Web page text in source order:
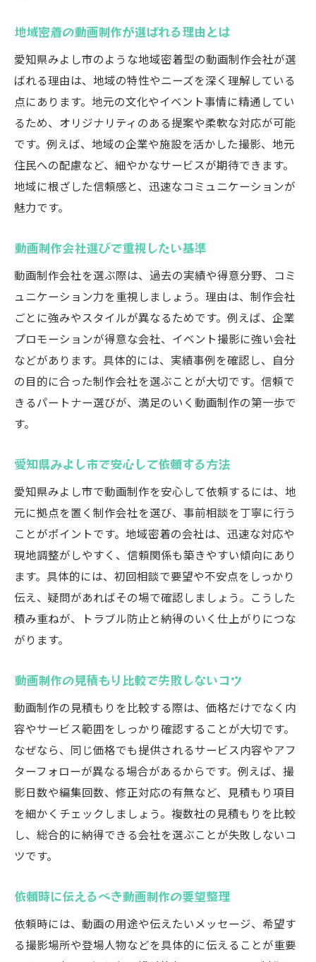
動画制作費用の内訳と予算設定のコツ
著作権や使用許諾に関する基本知識
動画制作に活かせる最新の技術とは
安心して依頼できる準備の進め方ガイド
用途別に選ぶ動画制作のポイントとは
企業PR動画制作で押さえるべき要素
イベント動画制作で成功する秘訣を紹介
SNS用動画制作に適した構成や長さとは
目的別に動画制作を依頼する際の注意点
高品質な動画制作を叶える秘訣を解説
動画制作で映像のクオリティを高める方法
プロの動画制作に欠かせない機材選び
動画編集の工夫で印象を大きく変える
ナレーションやBGM活用のポイント
地域密着で安心できる動画制作の魅力
地元企業が提供する動画制作の強みとは
地域密着型動画制作のサポート体制を解説
動画制作で地域の魅力を発信する方法
地域イベントに特化した動画制作の利点
動画制作の相談がしやすい地元の特徴
信頼できる動画制作を地域で依頼する価値
動画制作依頼でよくある疑問とその解決法
動画制作の費用感と見積もりの考え方
修正依頼は動画制作のどこまで対応可能か
動画制作依頼の際の著作権の扱いについて
オンライン打ち合わせで動画制作を進める
方法
動画制作のトラブルを防ぐための注意点
納得の動画制作を実現するための最終チェック
ク
動画制作後のデータ管理と活用法
満足度の高い動画制作のフィードバック方
地域密着の動画制作が選ばれる理由とは
愛知県みよし市のような地域密着型の動画制作会社が選
ばれる理由は、地域の特性やニーズを深く理解している
点にあります。地元の文化やイベント事情に精通してい
るため、オリジナリティのある提案や柔軟な対応が可能
です。例えば、地域の企業や施設を活かした撮影、地元
住民への配慮など、細やかなサービスが期待できます。
地域に根ざした信頼感と、迅速なコミュニケーションが
魅力です。
動画制作会社選びで重視したい基準
動画制作会社を選ぶ際は、過去の実績や得意分野、コミ
ュニケーション力を重視しましょう。理由は、制作会社
ごとに強みやスタイルが異なるためです。例えば、企業
プロモーションが得意な会社、イベント撮影に強い会社
などがあります。具体的には、実績事例を確認し、自分
の目的に合った制作会社を選ぶことが大切です。信頼で
きるパートナー選びが、満足のいく動画制作の第一歩で
す。
愛知県みよし市で安心して依頼する方法
愛知県みよし市で動画制作を安心して依頼するには、地
元に拠点を置く制作会社を選び、事前相談を丁寧に行う
ことがポイントです。地域密着の会社は、迅速な対応や
現地調整がしやすく、信頼関係も築きやすい傾向にあり
ます。具体的には、初回相談で要望や不安点をしっかり
伝え、疑問があればその場で確認しましょう。こうした
積み重ねが、トラブル防止と納得のいく仕上がりにつな
がります。
動画制作の見積もり比較で失敗しないコツ
動画制作の見積もりを比較する際は、価格だけでなく内
容やサービス範囲をしっかり確認することが大切です。
なぜなら、同じ価格でも提供されるサービス内容やアフ
ターフォローが異なる場合があるからです。例えば、撮
影日数や編集回数、修正対応の有無など、見積もり項目
を細かくチェックしましょう。複数社の見積もりを比較
し、総合的に納得できる会社を選ぶことが失敗しないコ
ツです。
依頼時に伝えるべき動画制作の要望整理
依頼時には、動画の用途や伝えたいメッセージ、希望す
る撮影場所や登場人物などを具体的に伝えることが重要